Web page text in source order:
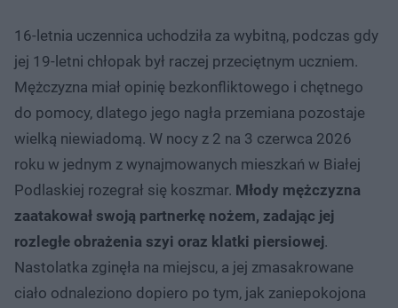
16-letnia uczennica uchodziła za wybitną, podczas gdy
jej 19-letni chłopak był raczej przeciętnym uczniem.
Mężczyzna miał opinię bezkonfliktowego i chętnego
do pomocy, dlatego jego nagła przemiana pozostaje
wielką niewiadomą. W nocy z 2 na 3 czerwca 2026
roku w jednym z wynajmowanych mieszkań w Białej
Podlaskiej rozegrał się koszmar. Młody mężczyzna
zaatakował swoją partnerkę nożem, zadając jej
rozległe obrażenia szyi oraz klatki piersiowej.
Nastolatka zginęła na miejscu, a jej zmasakrowane
ciało odnaleziono dopiero po tym, jak zaniepokojona